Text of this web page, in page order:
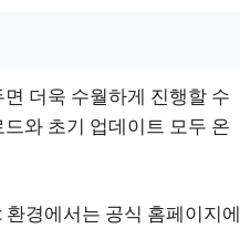
더욱 수월하게 진행할 수
와 초기 업데이트 모두 온
경에서는 공식 홈페이지에